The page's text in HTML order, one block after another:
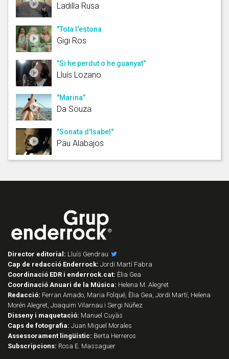
Ladilla Rusa
"Tota l'estona
Gigi Ros
"Si he perdut o he guanyat"
Lluís Lozano
"Marina"
Da Souza
"Sonata d'Isabel"
Pau Alabajos
Director editorial: Lluís Gendrau
Cap de redacció Enderrock: Jordi Martí Fabra
Coordinació EDR i enderrock.cat: Èlia Gea
Coordinació Anuari de la Música: Helena M. Alegret
Redacció: Ferran Amado, Maria Folqué, Èlia Gea, Jordi Martí, Helena
Morén Alegret, Joaquim Vilarnau i Sergi Núñez
Disseny i maquetació: Manuel Cuyàs
Caps de fotografia: Juan Miguel Morales
Assessorament lingüístic: Berta Herreros
Subscripcions: Rosa E. Massaguer